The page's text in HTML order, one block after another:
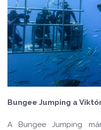
Bungee Jumping a Viktó
A Bungee Jumping